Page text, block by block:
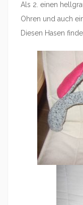
Als 2. einen
Ohren und auch
Diesen Hasen